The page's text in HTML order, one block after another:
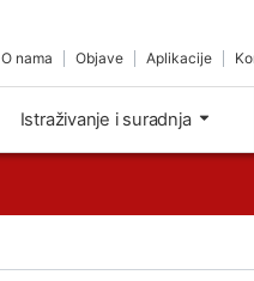
O nama Objave Aplikacije
Istraživanje i suradnja